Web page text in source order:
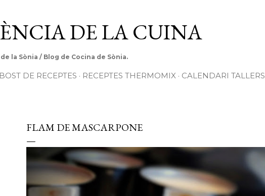
DE LA CUINA
la Sònia / Blog de Cocina de Sònia.
DE RECEPTES RECEPTES THERMOMIX CALENDARI TALLERS
FLAM DE MASCARPONE